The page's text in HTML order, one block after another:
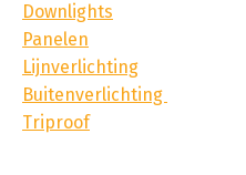
Downlights
Panelen
Lijnverlichting
Buitenverlichting
Triproof